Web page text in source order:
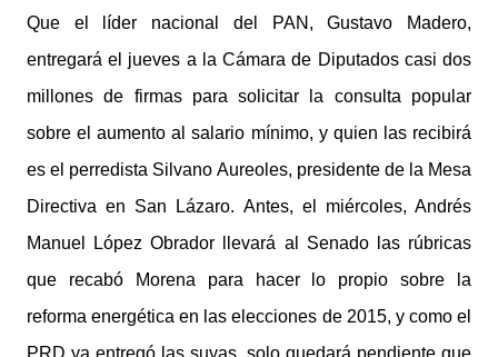
Que el líder nacional del PAN, Gustavo Madero,
entregará el jueves a la Cámara de Diputados casi dos
millones de firmas para solicitar la consulta popular
sobre el aumento al salario mínimo, y quien las recibirá
es el perredista Silvano Aureoles, presidente de la Mesa
Directiva en San Lázaro. Antes, el miércoles, Andrés
Manuel López Obrador llevará al Senado las rúbricas
que recabó Morena para hacer lo propio sobre la
reforma energética en las elecciones de 2015, y como el
PRD ya entregó las suyas, solo quedará pendiente que